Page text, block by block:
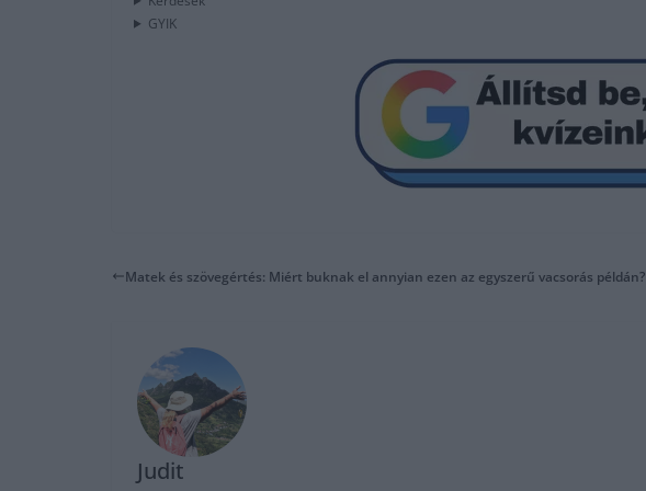
GYIK
Matek és szövegértés: Miért buknak el annyian ezen az egyszerű vacsorás példán?
Judit